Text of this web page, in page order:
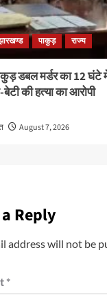
पाकुड़ राज्य
डबल मर्डर का 12 घंटे
की हत्या का आरोपी
August 7, 2026
Reply
address will not be
*